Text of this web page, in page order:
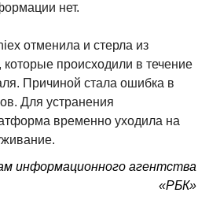
нет.
отменила и стерла из
которые происходили в течение
Причиной стала ошибка в
Для устранения
временно уходила на
информационного агентства
«РБК»